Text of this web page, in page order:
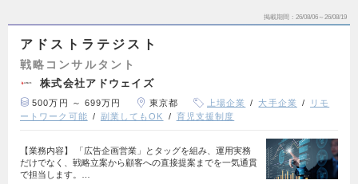
掲載期間 26/08/06～26/08/19
アドストラテジスト
戦略コンサルタント
株式会社アドウェイズ
500万円 ～ 699万円 東京都 上場企業 大手企業
リモ
ートワーク可能
副業してもOK 育児支援制度
【業務内容】 「広告企画営業」とタッグを組み、運用実務
だけでなく、戦略立案から顧客への直接提案までを一気通貫
で担当します。…